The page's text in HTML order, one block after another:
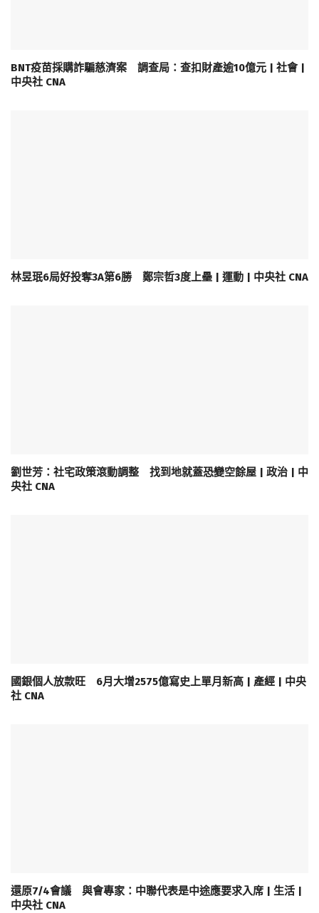
BNT疫苗採購詐騙慈濟案 調查局：查扣財產逾10億元 | 社會 |
中央社 CNA
林昱珉6局好投奪3A第6勝 鄭宗哲3度上壘 | 運動 | 中央社 CNA
劉世芳：社宅政策滾動調整 找到地就蓋恐變空餘屋 | 政治 | 中
央社 CNA
國銀個人放款旺 6月大增2575億寫史上單月新高 | 產經 | 中央
社 CNA
還原7/4會議 與會專家：中聯代表是中途應要求入席 | 生活 |
中央社 CNA